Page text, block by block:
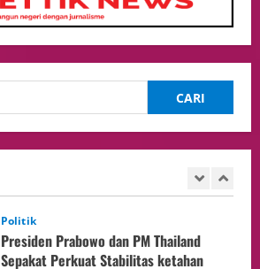
Putusan Diundur Lagi, Pernyataan
Hakim pada Sidang Sebelumnya Jadi
Sorotan
Sepakat Perkuat Stabilitas ketahan
Culture
Pengadilan Agama Jakarta Pusat
Selesaikan 25 Perkara Isbat Nikah bagi